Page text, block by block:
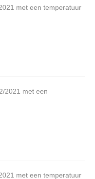
met een temperatuur
2021 met een
met een temperatuur